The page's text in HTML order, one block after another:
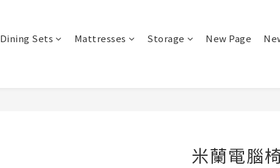
Dining Sets Mattresses Storage New Page
米蘭電腦